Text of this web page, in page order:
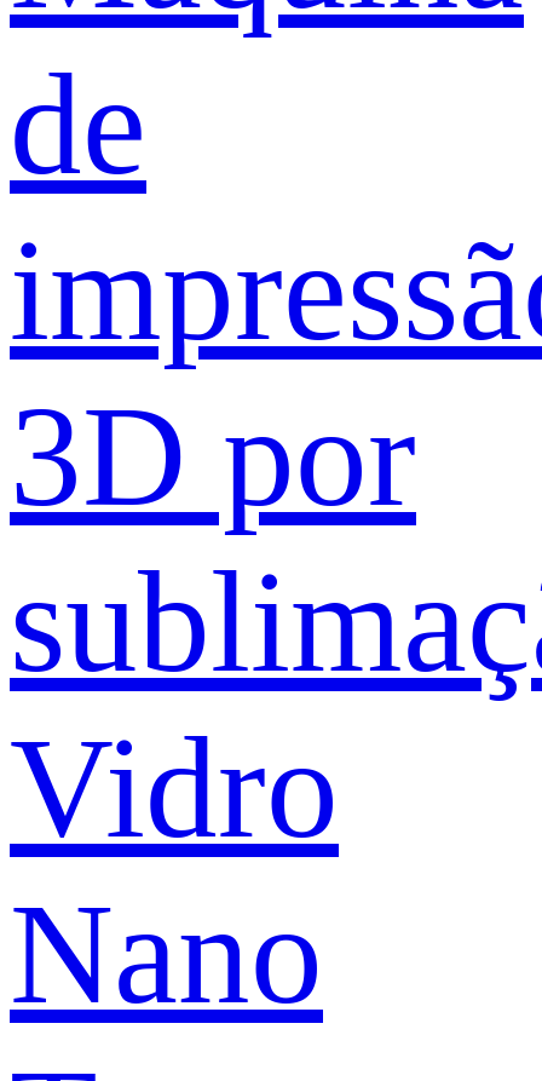
de
3D por
Vidro
Nano